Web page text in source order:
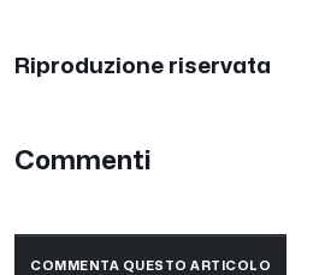
Riproduzione riservata
Commenti
COMMENTA QUESTO ARTICOLO